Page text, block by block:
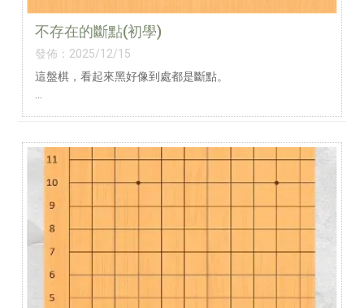
不存在的斷點(初學)
發佈：2025/12/15
這盤棋，看起來黑好像到處都是斷點。
▍A、B
圖上 A、B 兩處，其